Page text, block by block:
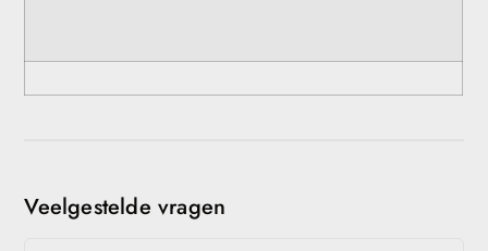
Veelgestelde vragen